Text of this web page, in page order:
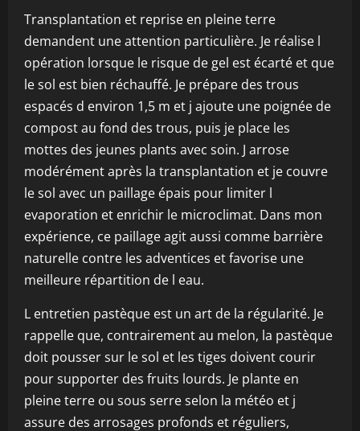
Transplantation et reprise en pleine terre
demandent une attention particulière. Je réalise l
opération lorsque le risque de gel est écarté et que
le sol est bien réchauffé. Je prépare des trous
espacés d environ 1,5 m et j ajoute une poignée de
compost au fond des trous, puis je place les
mottes des jeunes plants avec soin. J arrose
modérément après la transplantation et je couvre
le sol avec un paillage épais pour limiter l
evaporation et enrichir le microclimat. Dans mon
expérience, ce paillage agit aussi comme barrière
naturelle contre les adventices et favorise une
meilleure répartition de l eau.
L entretien pastèque est un art de la régularité. Je
rappelle que, contrairement au melon, la pastèque
doit pousser sur le sol et les tiges doivent courir
pour supporter des fruits lourds. Je plante en
pleine terre ou sous serre selon la météo et j
assure des arrosages profonds et réguliers,